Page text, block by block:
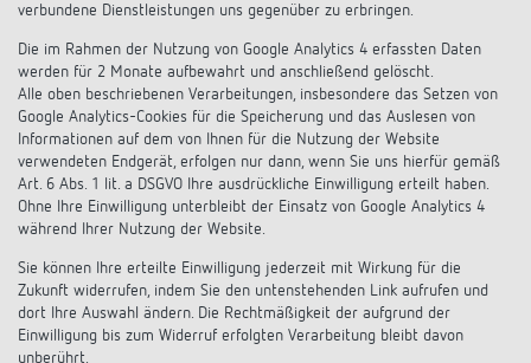
verbundene Dienstleistungen uns gegenüber zu erbringen.
Die im Rahmen der Nutzung von Google Analytics 4 erfassten Daten
werden für 2 Monate aufbewahrt und anschließend gelöscht.
Alle oben beschriebenen Verarbeitungen, insbesondere das Setzen von
Google Analytics-Cookies für die Speicherung und das Auslesen von
Informationen auf dem von Ihnen für die Nutzung der Website
verwendeten Endgerät, erfolgen nur dann, wenn Sie uns hierfür gemäß
Art. 6 Abs. 1 lit. a DSGVO Ihre ausdrückliche Einwilligung erteilt haben.
Ohne Ihre Einwilligung unterbleibt der Einsatz von Google Analytics 4
während Ihrer Nutzung der Website.
Sie können Ihre erteilte Einwilligung jederzeit mit Wirkung für die
Zukunft widerrufen, indem Sie den untenstehenden Link aufrufen und
dort Ihre Auswahl ändern. Die Rechtmäßigkeit der aufgrund der
Einwilligung bis zum Widerruf erfolgten Verarbeitung bleibt davon
unberührt.